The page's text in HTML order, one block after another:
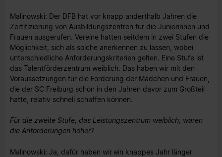
Malinowski: Der DFB hat vor knapp anderthalb Jahren die
Zertifizierung von Ausbildungszentren für die Juniorinnen und
Frauen ausgerufen. Vereine hatten seitdem in zwei Stufen die
Möglichkeit, sich als solche anerkennen zu lassen, wobei
unterschiedliche Anforderungskriterien gelten. Eine Stufe ist
das Talentförderzentrum weiblich. Das haben wir mit den
Voraussetzungen für die Förderung der Mädchen und Frauen,
die der SC Freiburg schon in den Jahren davor zum Großteil
hatte, relativ schnell schaffen können.
Für die zweite Stufe, das Leistungszentrum weiblich, waren
die Anforderungen höher?
Malinowski: Ja, dafür haben wir ein knappes Jahr länger